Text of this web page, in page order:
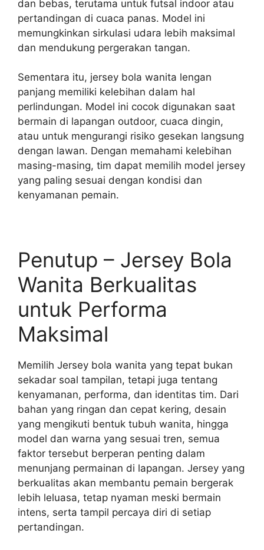
dan bebas, terutama untuk futsal indoor atau
pertandingan di cuaca panas. Model ini
memungkinkan sirkulasi udara lebih maksimal
dan mendukung pergerakan tangan.
Sementara itu, jersey bola wanita lengan
panjang memiliki kelebihan dalam hal
perlindungan. Model ini cocok digunakan saat
bermain di lapangan outdoor, cuaca dingin,
atau untuk mengurangi risiko gesekan langsung
dengan lawan. Dengan memahami kelebihan
masing-masing, tim dapat memilih model jersey
yang paling sesuai dengan kondisi dan
kenyamanan pemain.
Penutup – Jersey Bola
Wanita Berkualitas
untuk Performa
Maksimal
Memilih Jersey bola wanita yang tepat bukan
sekadar soal tampilan, tetapi juga tentang
kenyamanan, performa, dan identitas tim. Dari
bahan yang ringan dan cepat kering, desain
yang mengikuti bentuk tubuh wanita, hingga
model dan warna yang sesuai tren, semua
faktor tersebut berperan penting dalam
menunjang permainan di lapangan. Jersey yang
berkualitas akan membantu pemain bergerak
lebih leluasa, tetap nyaman meski bermain
intens, serta tampil percaya diri di setiap
pertandingan.